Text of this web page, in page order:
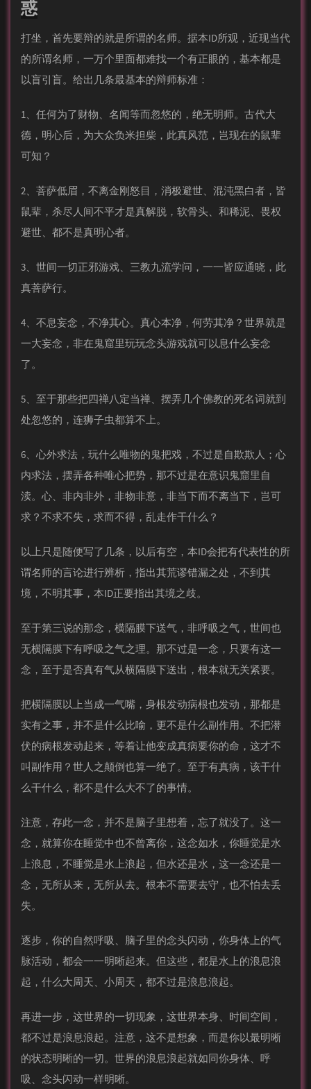
惑
打坐，首先要辩的就是所谓的名师。据本ID所观，近现当代
的所谓名师，一万个里面都难找一个有正眼的，基本都是
以盲引盲。给出几条最基本的辩师标准：
1、任何为了财物、名闻等而忽悠的，绝无明师。古代大
德，明心后，为大众负米担柴，此真风范，岂现在的鼠辈
可知？
2、菩萨低眉，不离金刚怒目，消极避世、混沌黑白者，皆
鼠辈，杀尽人间不平才是真解脱，软骨头、和稀泥、畏权
避世、都不是真明心者。
3、世间一切正邪游戏、三教九流学问，一一皆应通晓，此
真菩萨行。
4、不息妄念，不净其心。真心本净，何劳其净？世界就是
一大妄念，非在鬼窟里玩玩念头游戏就可以息什么妄念
了。
5、至于那些把四禅八定当禅、摆弄几个佛教的死名词就到
处忽悠的，连狮子虫都算不上。
6、心外求法，玩什么唯物的鬼把戏，不过是自欺欺人；心
内求法，摆弄各种唯心把势，那不过是在意识鬼窟里自
渎。心、非内非外，非物非意，非当下而不离当下，岂可
求？不求不失，求而不得，乱走作干什么？
以上只是随便写了几条，以后有空，本ID会把有代表性的所
谓名师的言论进行辨析，指出其荒谬错漏之处，不到其
境，不明其事，本ID正要指出其境之歧。
至于第三说的那念，横隔膜下送气，非呼吸之气，世间也
无横隔膜下有呼吸之气之理。那不过是一念，只要有这一
念，至于是否真有气从横隔膜下送出，根本就无关紧要。
把横隔膜以上当成一气嘴，身根发动病根也发动，那都是
实有之事，并不是什么比喻，更不是什么副作用。不把潜
伏的病根发动起来，等着让他变成真病要你的命，这才不
叫副作用？世人之颠倒也算一绝了。至于有真病，该干什
么干什么，都不是什么大不了的事情。
注意，存此一念，并不是脑子里想着，忘了就没了。这一
念，就算你在睡觉中也不曾离你，这念如水，你睡觉是水
上浪息，不睡觉是水上浪起，但水还是水，这一念还是一
念，无所从来，无所从去。根本不需要去守，也不怕去丢
失。
逐步，你的自然呼吸、脑子里的念头闪动，你身体上的气
脉活动，都会一一明晰起来。但这些，都是水上的浪息浪
起，什么大周天、小周天，都不过是浪息浪起。
再进一步，这世界的一切现象，这世界本身、时间空间，
都不过是浪息浪起。注意，这不是想象，而是你以最明晰
的状态明晰的一切。世界的浪息浪起就如同你身体、呼
吸、念头闪动一样明晰。